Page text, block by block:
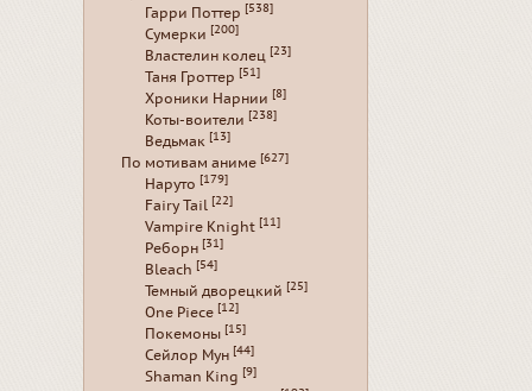
Гарри Поттер [538]
Сумерки [200]
Властелин колец [23]
Таня Гроттер [51]
Хроники Нарнии [8]
Коты-воители [238]
Ведьмак [13]
По мотивам аниме [627]
Наруто [179]
Fairy Tail [22]
Vampire Knight [11]
Реборн [31]
Bleach [54]
Темный дворецкий [25]
One Piece [12]
Покемоны [15]
Сейлор Мун [44]
Shaman King [9]